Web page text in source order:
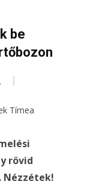
be
Tímea
rövid